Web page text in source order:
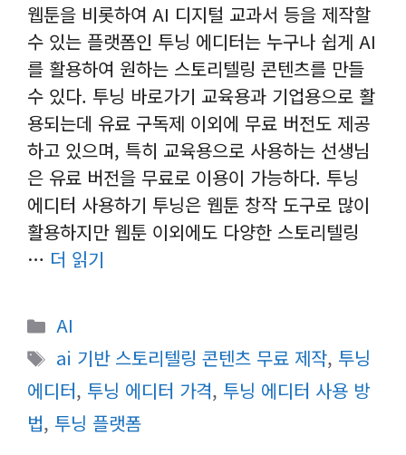
웹툰을 비롯하여 AI 디지털 교과서 등을 제작할
수 있는 플랫폼인 투닝 에디터는 누구나 쉽게 AI
를 활용하여 원하는 스토리텔링 콘텐츠를 만들
수 있다. 투닝 바로가기 교육용과 기업용으로 활
용되는데 유료 구독제 이외에 무료 버전도 제공
하고 있으며, 특히 교육용으로 사용하는 선생님
은 유료 버전을 무료로 이용이 가능하다. 투닝
에디터 사용하기 투닝은 웹툰 창작 도구로 많이
활용하지만 웹툰 이외에도 다양한 스토리텔링
… 더 읽기
카
테
고
리
AI
태
그
ai 기반 스토리텔링 콘텐츠 무료 제작, 투닝
에디터, 투닝 에디터 가격, 투닝 에디터 사용 방
법, 투닝 플랫폼